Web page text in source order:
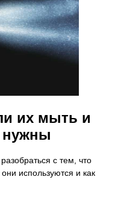
их мыть и
нужны
с тем, что
используются и как